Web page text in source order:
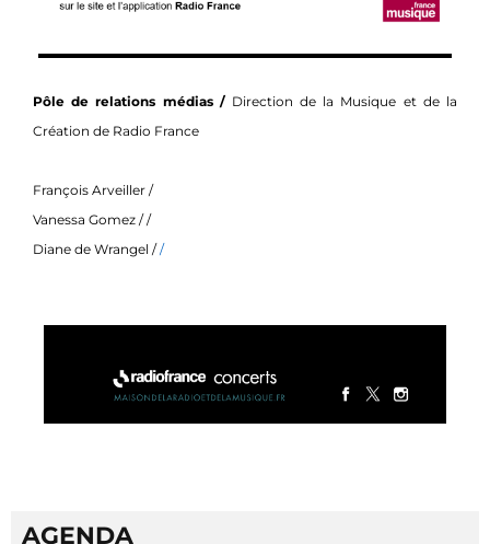
Pôle de relations médias / Direction de la Musique et de la
Création de Radio France
François Arveiller /
Vanessa Gomez / /
Diane de Wrangel //
AGENDA